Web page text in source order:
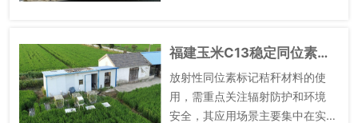
分解速率和碳矿化过程，不同温
度条件下，秸秆分解的速率、程
福建玉米C13稳定同位素标记秸秆用途是什么
放射性同位素标记秸秆材料的使
用，需重点关注辐射防护和环境
安全，其应用场景主要集中在实